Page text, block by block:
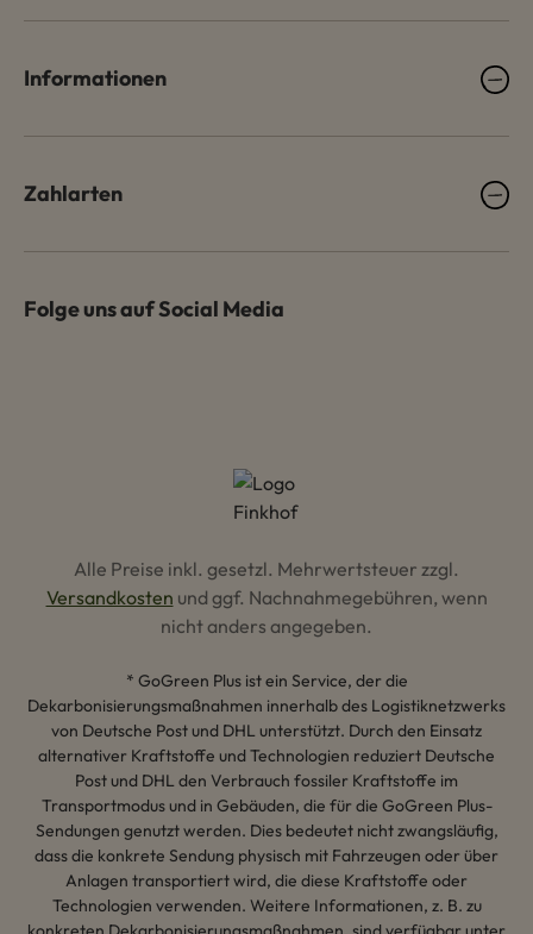
Informationen
Zahlarten
Folge uns auf Social Media
Alle Preise inkl. gesetzl. Mehrwertsteuer zzgl.
Versandkosten und ggf. Nachnahmegebühren, wenn
nicht anders angegeben.
* GoGreen Plus ist ein Service, der die
Dekarbonisierungsmaßnahmen innerhalb des Logistiknetzwerks
von Deutsche Post und DHL unterstützt. Durch den Einsatz
alternativer Kraftstoffe und Technologien reduziert Deutsche
Post und DHL den Verbrauch fossiler Kraftstoffe im
Transportmodus und in Gebäuden, die für die GoGreen Plus-
Sendungen genutzt werden. Dies bedeutet nicht zwangsläufig,
dass die konkrete Sendung physisch mit Fahrzeugen oder über
Anlagen transportiert wird, die diese Kraftstoffe oder
Technologien verwenden. Weitere Informationen, z. B. zu